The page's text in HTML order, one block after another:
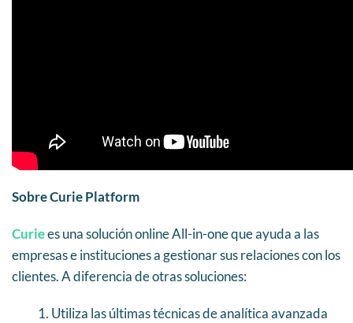
Sobre Curie Platform
Curiees una solución online All-in-one que ayuda a las
empresas e instituciones a gestionar sus relaciones con los
clientes. A diferencia de otras soluciones:
Utiliza las últimas técnicas de analítica avanzada